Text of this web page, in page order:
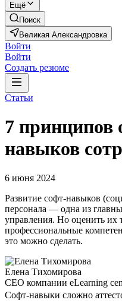
Ещё
Поиск
Великая Александровка
Войти
Войти
Создать резюме
Статьи
7 принципов
навыков
6 июня 2024
Развитие софт-навыков
персонала — одна из
управления. Но оценить их
профессиональные
это можно сделать.
Елена Тихомирова
CEO компании eLearning
Софт-навыки сложно